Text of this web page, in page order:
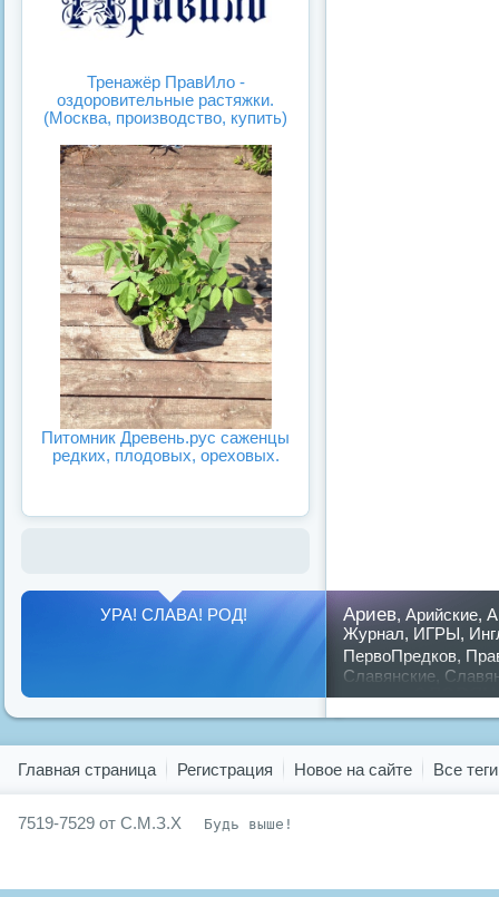
Тренажёр ПравИло -
оздоровительные растяжки.
(Москва, производство, купить)
Питомник Древень.рус саженцы
редких, плодовых, ореховых.
Ариев, Арийские,
Журнал, ИГРЫ,
ПервоПредков,
Славянские
русский,славян
УРА! СЛАВА! РОД!
Главная страница Регистрация Новое на сайте Все теги
7519-7529 от С.М.З.Х Будь выше!